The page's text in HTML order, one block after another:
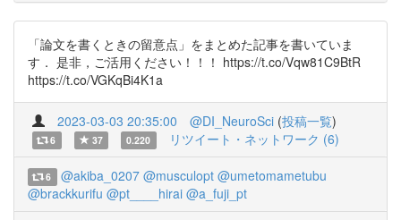
「論文を書くときの留意点」をまとめた記事を書いていま
す． 是非，ご活用ください！！！ https://t.co/Vqw81C9BtR
https://t.co/VGKqBi4K1a
2023-03-03 20:35:00 @DI_NeuroSci (投稿一覧)
6 37 0.220 リツイート・ネットワーク (6)
6 @akiba_0207 @musculopt @umetomametubu
@brackkurifu @pt____hirai @a_fuji_pt